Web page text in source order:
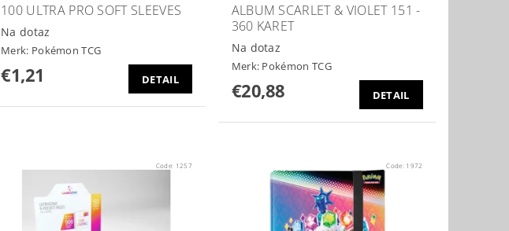
100 ULTRA PRO SOFT SLEEVES
Na dotaz
Merk: Pokémon TCG
€1,21 DETAIL
ALBUM SCARLET & VIOLET 151 -
360 KARET
Na dotaz
Merk: Pokémon TCG
€20,88 DETAIL
Code: 1257 Code: 1972